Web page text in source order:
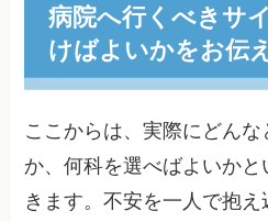
病院へ行くべきサ
けばよいかをお伝
ここからは、実際にどん
か、何科を選べばよいか
きます。不安を一人で抱